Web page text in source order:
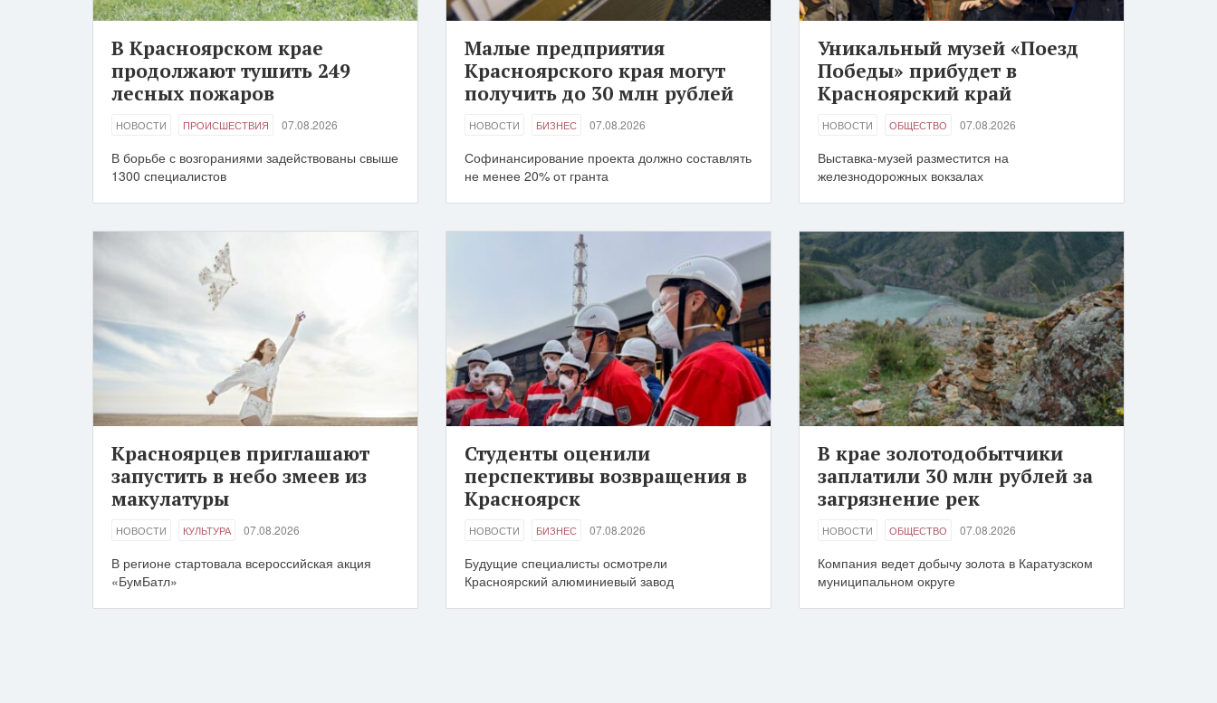
В Красноярском крае
продолжают тушить 249
лесных пожаров
НОВОСТИ ПРОИСШЕСТВИЯ 07.08.2026
В борьбе с возгораниями задействованы свыше
1300 специалистов
Малые предприятия
Красноярского края могут
получить до 30 млн рублей
НОВОСТИ БИЗНЕС 07.08.2026
Софинансирование проекта должно составлять
не менее 20% от гранта
Уникальный музей «Поезд
Победы» прибудет в
Красноярский край
НОВОСТИ ОБЩЕСТВО 07.08.2026
Выставка-музей разместится на
железнодорожных вокзалах
Красноярцев приглашают
запустить в небо змеев из
макулатуры
НОВОСТИ КУЛЬТУРА 07.08.2026
В регионе стартовала всероссийская акция
«БумБатл»
Студенты оценили
перспективы возвращения в
Красноярск
НОВОСТИ БИЗНЕС 07.08.2026
Будущие специалисты осмотрели
Красноярский алюминиевый завод
В крае золотодобытчики
заплатили 30 млн рублей за
загрязнение рек
НОВОСТИ ОБЩЕСТВО 07.08.2026
Компания ведет добычу золота в Каратузском
муниципальном округе